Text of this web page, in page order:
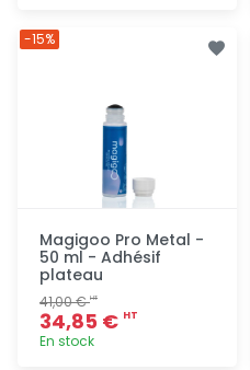
Magigoo Pro Metal -
50 ml - Adhésif
plateau
41,00 €HT
34,85 € HT
En stock
-15%